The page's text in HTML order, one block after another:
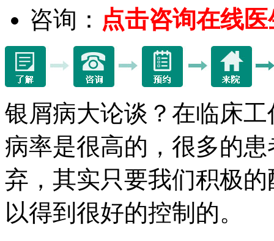
咨询： 点击咨询在线医
银屑病大论谈？在临床
病率是很高的，很多的
弃，其实只要我们积极
以得到很好的控制的。